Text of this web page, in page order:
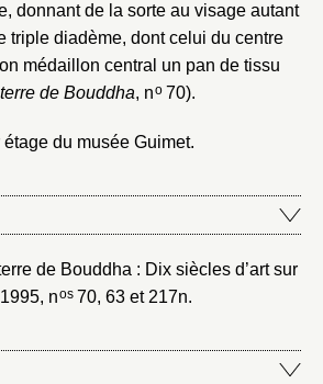
donnant de la sorte au visage autant
triple diadème, dont celui du centre
médaillon central un pan de tissu
de Bouddha, no70).
du musée Guimet.
de Bouddha : Dix siècles d’art sur
, nos70, 63 et 217n.